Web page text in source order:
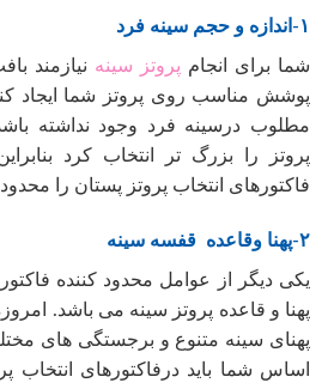
۱-اندازه و حجم سینه فرد
شما برای انجام پروتز سینه نیازمند
پوشش مناسب روی پروتز شما ایجاد
مطلوب درسینه فرد وجود نداشته
پروتز را بزرگ تر انتخاب کرد
فاکتورهای انتخاب پروتز پستان را
۲-پهنا وقاعده قفسه سینه
یکی دیگر از عوامل محدود کننده
پهنا و قاعده پروتز سینه می باشد.
پهنای سینه متنوع و برجستگی های
اساس شما باید درفاکتورهای انتخاب